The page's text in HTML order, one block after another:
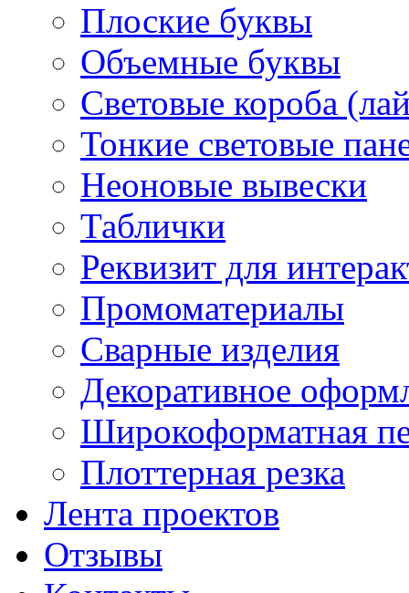
Плоские буквы
Объемные буквы
Световые короба
Тонкие световые
Неоновые вывески
Таблички
Реквизит для
Промоматериалы
Сварные изделия
Декоративное
Широкоформатная
Плоттерная резка
Лента проектов
Отзывы